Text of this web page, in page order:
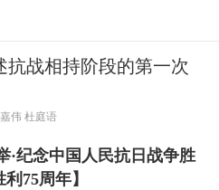
抗日战争胜利暨世界反法西斯战
战相持阶段的第一次
伟 杜庭语
·纪念中国人民抗日战争胜
75周年】